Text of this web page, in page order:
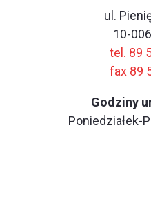
ul.
10-
tel. 89
fax 89
Godziny
Poniedziałek-